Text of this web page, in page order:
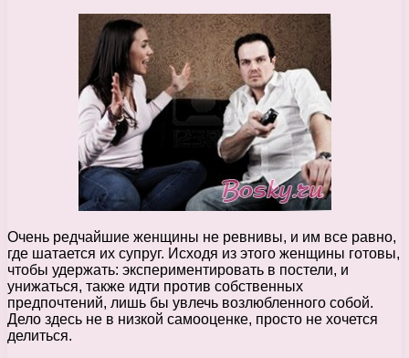
Очень редчайшие женщины не ревнивы, и им все равно,
где шатается их супруг. Исходя из этого женщины готовы,
чтобы удержать: экспериментировать в постели, и
унижаться, также идти против собственных
предпочтений, лишь бы увлечь возлюбленного собой.
Дело здесь не в низкой самооценке, просто не хочется
делиться.